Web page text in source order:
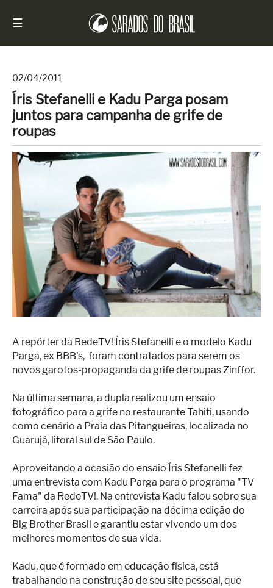
☰
Início
Notícias
Sarados
do
Entrevistas
Antes
e
Depois
Superação
Fisiculturismo
Anabolizantes
Suplementação
Alimentação
Treino
Saúde
Ensaios
Concursos
Moda
Praia
Contato
02/04/2011
Íris Stefanelli e Kadu Parga posam
juntos para campanha de grife de
roupas
A repórter da RedeTV! Íris Stefanelli e o modelo Kadu
Parga, ex BBB's, foram contratados para serem os
novos garotos-propaganda da grife de roupas Zinffor.
Na última semana, a dupla realizou um ensaio
fotográfico para a grife no restaurante Tahiti, usando
como cenário a Praia das Pitangueiras, localizada no
Guarujá, litoral sul de São Paulo.
Aproveitando a ocasião do ensaio Íris Stefanelli fez
uma entrevista com Kadu Parga para o programa "TV
Fama" da RedeTV!. Na entrevista Kadu falou sobre sua
carreira após sua participação na décima edição do
Big Brother Brasil e garantiu estar vivendo um dos
melhores momentos de sua vida.
Kadu, que é formado em educação física, está
trabalhando na construção de seu site pessoal, que